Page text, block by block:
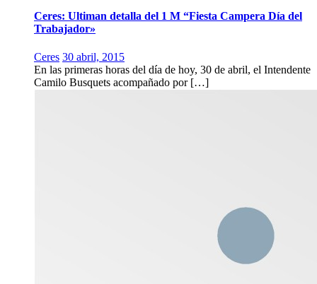
Ceres: Ultiman detalla del 1 M “Fiesta Campera Día del
Trabajador»
Ceres 30 abril, 2015
En las primeras horas del día de hoy, 30 de abril, el Intendente
Camilo Busquets acompañado por […]